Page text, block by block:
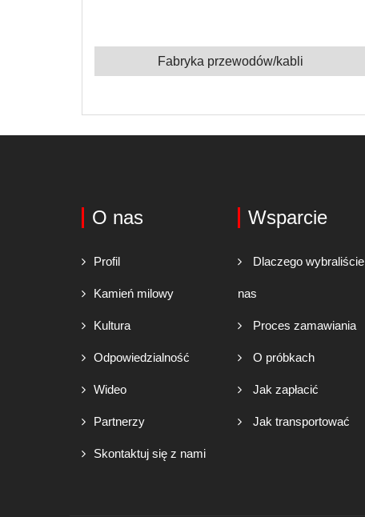
Fabryka przewodów/kabli
O nas
Profil
Kamień milowy
Kultura
Odpowiedzialność
Wideo
Partnerzy
Skontaktuj się z nami
Wsparcie
Dlaczego wybraliście
nas
Proces zamawiania
O próbkach
Jak zapłacić
Jak transportować